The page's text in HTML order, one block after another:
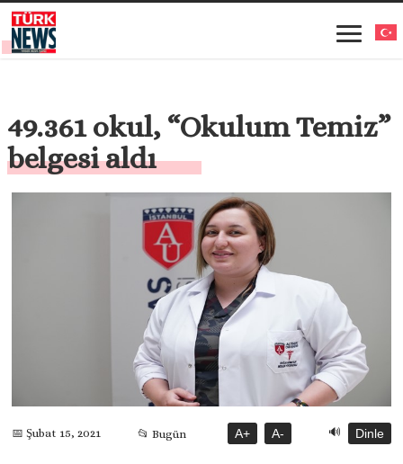
49.361 okul, “Okulum Temiz”
belgesi aldı
📅 Şubat 15, 2021 📂 Bugün A+ A- 🔊 Dinle